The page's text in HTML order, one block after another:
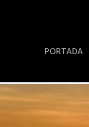
PORTADA